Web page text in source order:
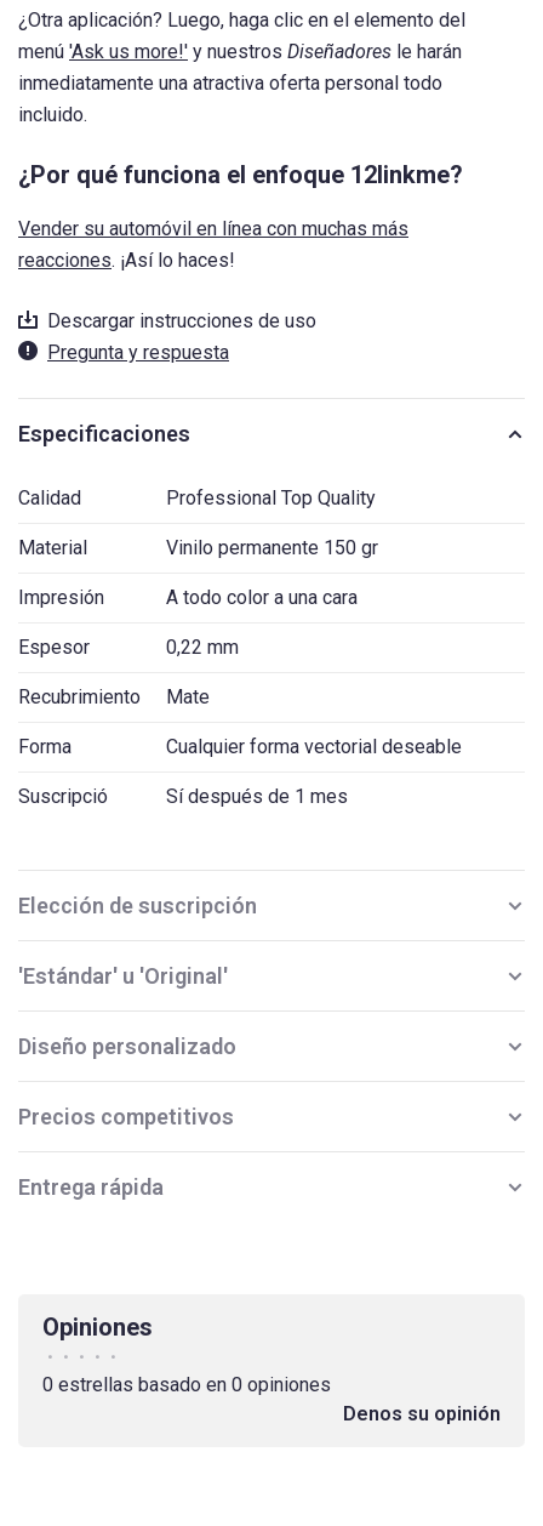
¿Otra aplicación? Luego, haga clic en el elemento del
menú 'Ask us more!' y nuestros Diseñadores le harán
inmediatamente una atractiva oferta personal todo
incluido.
¿Por qué funciona el enfoque 12linkme?
Vender su automóvil en línea con muchas más
reacciones. ¡Así lo haces!
Descargar instrucciones de uso
Pregunta y respuesta
Especificaciones
Calidad Professional Top Quality
Material Vinilo permanente 150 gr
Impresión A todo color a una cara
Espesor 0,22 mm
Recubrimiento Mate
Forma Cualquier forma vectorial deseable
Suscripció Sí después de 1 mes
Elección de suscripción
'Estándar' u 'Original'
Diseño personalizado
Precios competitivos
Entrega rápida
Opiniones
• • • • •
0 estrellas basado en 0 opiniones
Denos su opinión